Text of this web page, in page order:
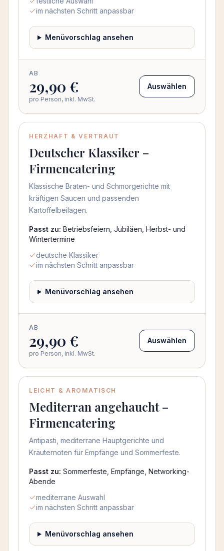
im nächsten Schritt anpassbar
Menüvorschlag ansehen
AB
29,90 €
pro Person, inkl. MwSt.
Auswählen
HERZHAFT & VERTRAUT
Deutscher Klassiker –
Firmencatering
Klassische Braten- und Schmorgerichte mit
kräftigen Saucen und passenden
Kartoffelbeilagen.
Passt zu: Betriebsfeiern, Jubiläen, Herbst- und
Wintertermine
deutsche Klassiker
im nächsten Schritt anpassbar
Menüvorschlag ansehen
AB
29,90 €
pro Person, inkl. MwSt.
Auswählen
LEICHT & AROMATISCH
Mediterran angehaucht –
Firmencatering
Antipasti, mediterrane Hauptgerichte und
Kräuternoten für Empfänge und Sommerfeste.
Passt zu: Sommerfeste, Empfänge, Networking-
Abende
mediterrane Auswahl
im nächsten Schritt anpassbar
Menüvorschlag ansehen